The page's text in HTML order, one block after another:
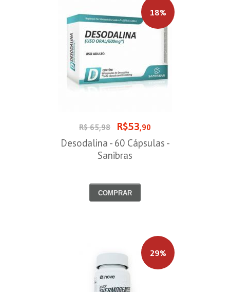
18%
R$ 65,98 R$53,90
Desodalina - 60 Cápsulas -
Sanibras
COMPRAR
29%